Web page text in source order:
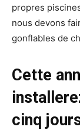
propres
nous devons
gonflables de
Cette
cinq